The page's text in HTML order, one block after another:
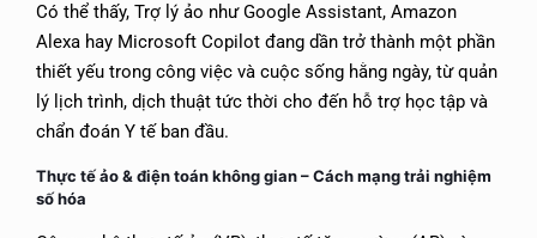
Có thể thấy, Trợ lý ảo như Google Assistant, Amazon
Alexa hay Microsoft Copilot đang dần trở thành một phần
thiết yếu trong công việc và cuộc sống hằng ngày, từ quản
lý lịch trình, dịch thuật tức thời cho đến hỗ trợ học tập và
chẩn đoán Y tế ban đầu.
Thực tế ảo & điện toán không gian –Cách mạng trải nghiệm
số hóa